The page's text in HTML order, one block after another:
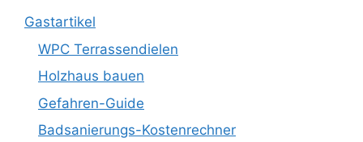
Gastartikel
WPC Terrassendielen
Holzhaus bauen
Gefahren-Guide
Badsanierungs-Kostenrechner